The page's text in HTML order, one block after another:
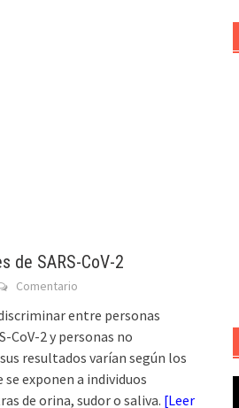
de SARS-CoV-2
Comentario
entre personas
CoV-2 y personas no
resultados varían según los
exponen a individuos
de orina, sudor o saliva. [Leer